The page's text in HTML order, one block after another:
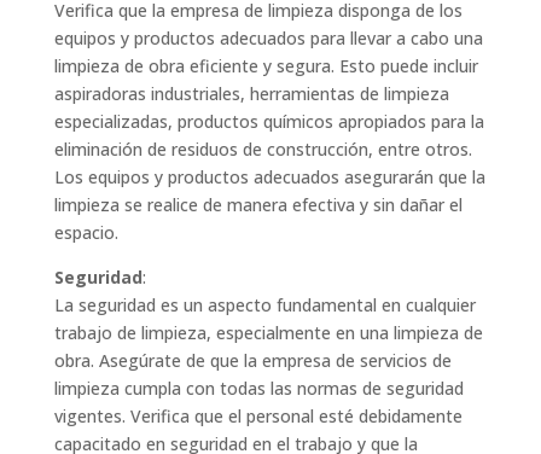
Verifica que la empresa de limpieza disponga de los
equipos y productos adecuados para llevar a cabo una
limpieza de obra eficiente y segura. Esto puede incluir
aspiradoras industriales, herramientas de limpieza
especializadas, productos químicos apropiados para la
eliminación de residuos de construcción, entre otros.
Los equipos y productos adecuados asegurarán que la
limpieza se realice de manera efectiva y sin dañar el
espacio.
Seguridad:
La seguridad es un aspecto fundamental en cualquier
trabajo de limpieza, especialmente en una limpieza de
obra. Asegúrate de que la empresa de servicios de
limpieza cumpla con todas las normas de seguridad
vigentes. Verifica que el personal esté debidamente
capacitado en seguridad en el trabajo y que la